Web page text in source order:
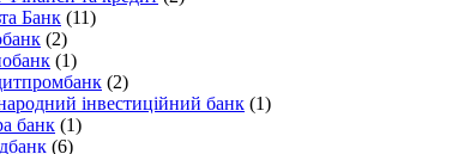
Банк (11)
(2)
(1)
(2)
інвестиційний банк (1)
банк (1)
(6)